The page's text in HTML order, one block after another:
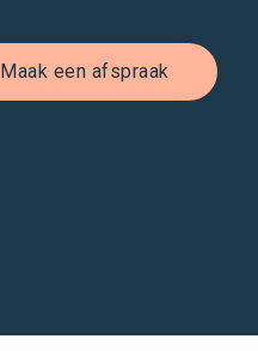
Maak een afspraak